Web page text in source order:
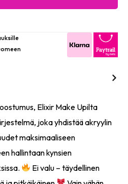
Elixir Make Upilta
joka yhdistää akryylin
maksimaaliseen
hallintaan kynsien
Ei valu – täydellinen